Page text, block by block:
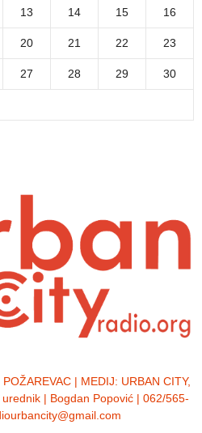
13 14 15 16
20 21 22 23
27 28 29 30
| MEDIJ: URBAN CITY,
| Bogdan Popović | 062/565-